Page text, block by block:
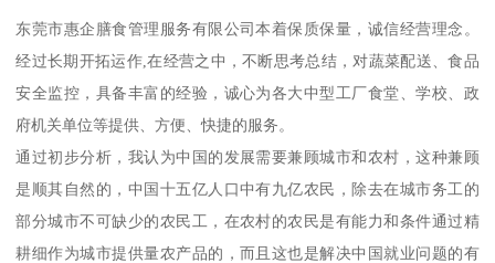
东莞市惠企膳食管理服务有限公司本着保质保量，诚信经营理念。
经过长期开拓运作,在经营之中，不断思考总结，对蔬菜配送、食品
安全监控，具备丰富的经验，诚心为各大中型工厂食堂、学校、政
府机关单位等提供、方便、快捷的服务。
通过初步分析，我认为中国的发展需要兼顾城市和农村，这种兼顾
是顺其自然的，中国十五亿人口中有九亿农民，除去在城市务工的
部分城市不可缺少的农民工，在农村的农民是有能力和条件通过精
耕细作为城市提供量农产品的，而且这也是解决中国就业问题的有